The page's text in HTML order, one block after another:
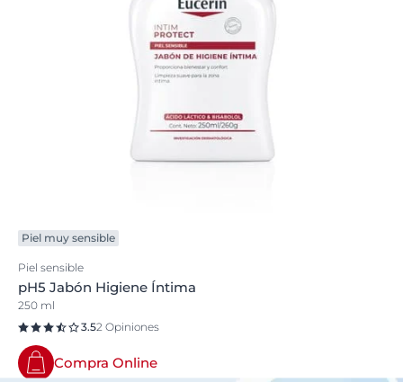
Piel muy sensible
Piel sensible
pH5 Jabón Higiene Íntima
250 ml
3.52 Opiniones
Compra Online